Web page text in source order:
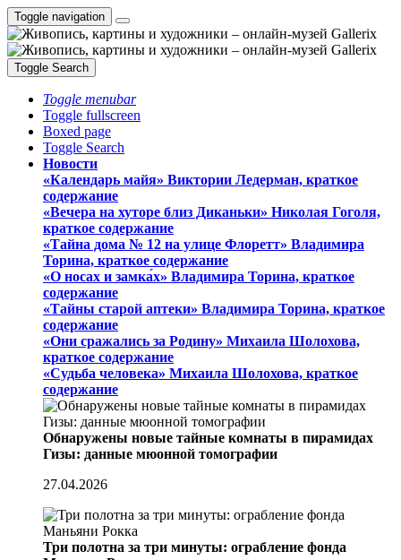
Toggle navigation
Toggle Search
Toggle menubar
Toggle fullscreen
Boxed page
Toggle Search
Новости
«Календарь майя» Виктории Ледерман, краткое
содержание
«Вечера на хуторе близ Диканьки» Николая Гоголя,
краткое содержание
«Тайна дома № 12 на улице Флоретт» Владимира
Торина, краткое содержание
«О носах и замка́х» Владимира Торина, краткое
содержание
«Тайны старой аптеки» Владимира Торина, краткое
содержание
«Они сражались за Родину» Михаила Шолохова,
краткое содержание
«Судьба человека» Михаила Шолохова, краткое
содержание
Обнаружены новые тайные комнаты в пирамидах
Гизы: данные мюонной томографии
27.04.2026
Три полотна за три минуты: ограбление фонда